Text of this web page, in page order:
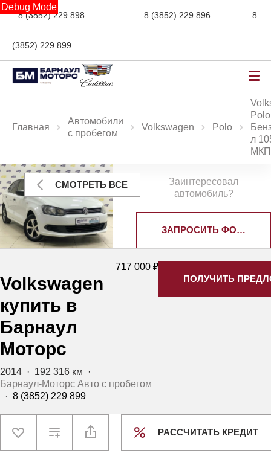
Debug Mode
8 (3852) 229 898 8 (3852) 229 896 8
(3852) 229 899
Главная
Автомобили
с пробегом
Volkswagen Polo
л
СМОТРЕТЬ ВСЕ
Заинтересовал
автомобиль?
ЗАПРОСИТЬ
Volkswagen
купить в
Барнаул
Моторс
717 000 ₽
2014 · 192 316 км ·
Барнаул-Моторс Авто с пробегом
· 8 (3852) 229 899
ПОЛУЧИТЬ
РАССЧИТАТЬ КРЕДИТ